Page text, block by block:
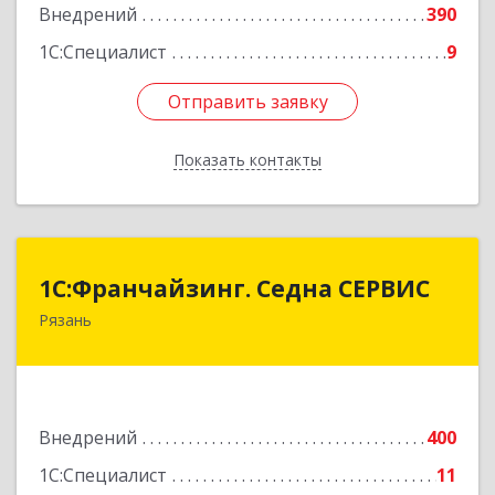
Внедрений
390
1С:Специалист
9
Отправить заявку
Показать контакты
Отправить заявку
Назад
1С:Франчайзинг. Седна СЕРВИС
Рязань
Внедрений
400
1С:Специалист
11
1С:Франчайзинг. Седна СЕРВИС
390006, Рязанская обл, Рязань г, Затинная ул,